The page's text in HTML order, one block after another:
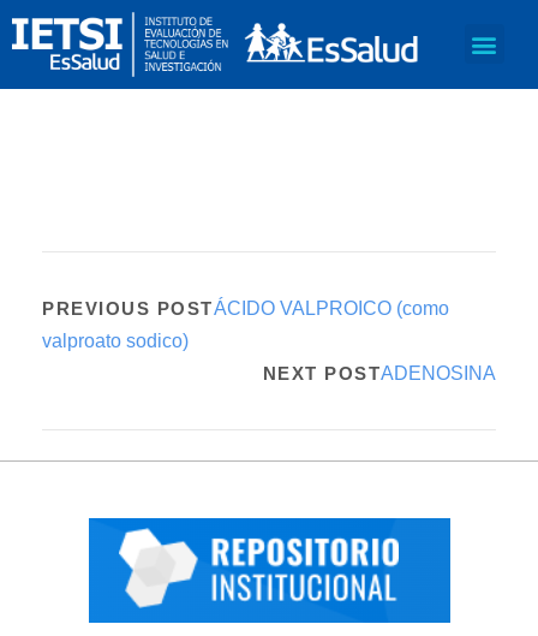
PREVIOUS POSTÁCIDO VALPROICO (como
valproato sodico)
NEXT POSTADENOSINA